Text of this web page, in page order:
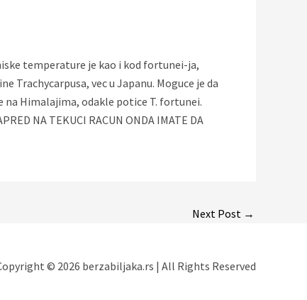
temperature je kao i kod fortunei-ja,
Trachycarpusa, vec u Japanu. Moguce je da
Himalajima, odakle potice T. fortunei.
NA TEKUCI RACUN ONDA IMATE DA
Next Post →
© 2026 berzabiljaka.rs | All Rights Reserved